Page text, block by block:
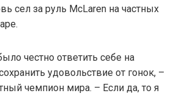
сел за руль McLaren на частных
честно ответить себе на
удовольствие от гонок, –
чемпион мира. – Если да, то я